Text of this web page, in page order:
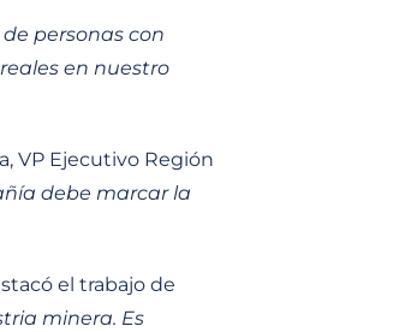
personas con
en nuestro
VP Ejecutivo Región
debe marcar la
el trabajo de
minera. Es